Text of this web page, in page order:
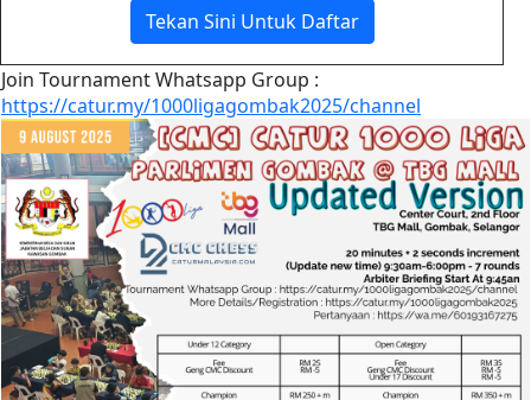
Tekan Sini Untuk Daftar
Join Tournament Whatsapp Group :
https://catur.my/1000ligagombak2025/channel